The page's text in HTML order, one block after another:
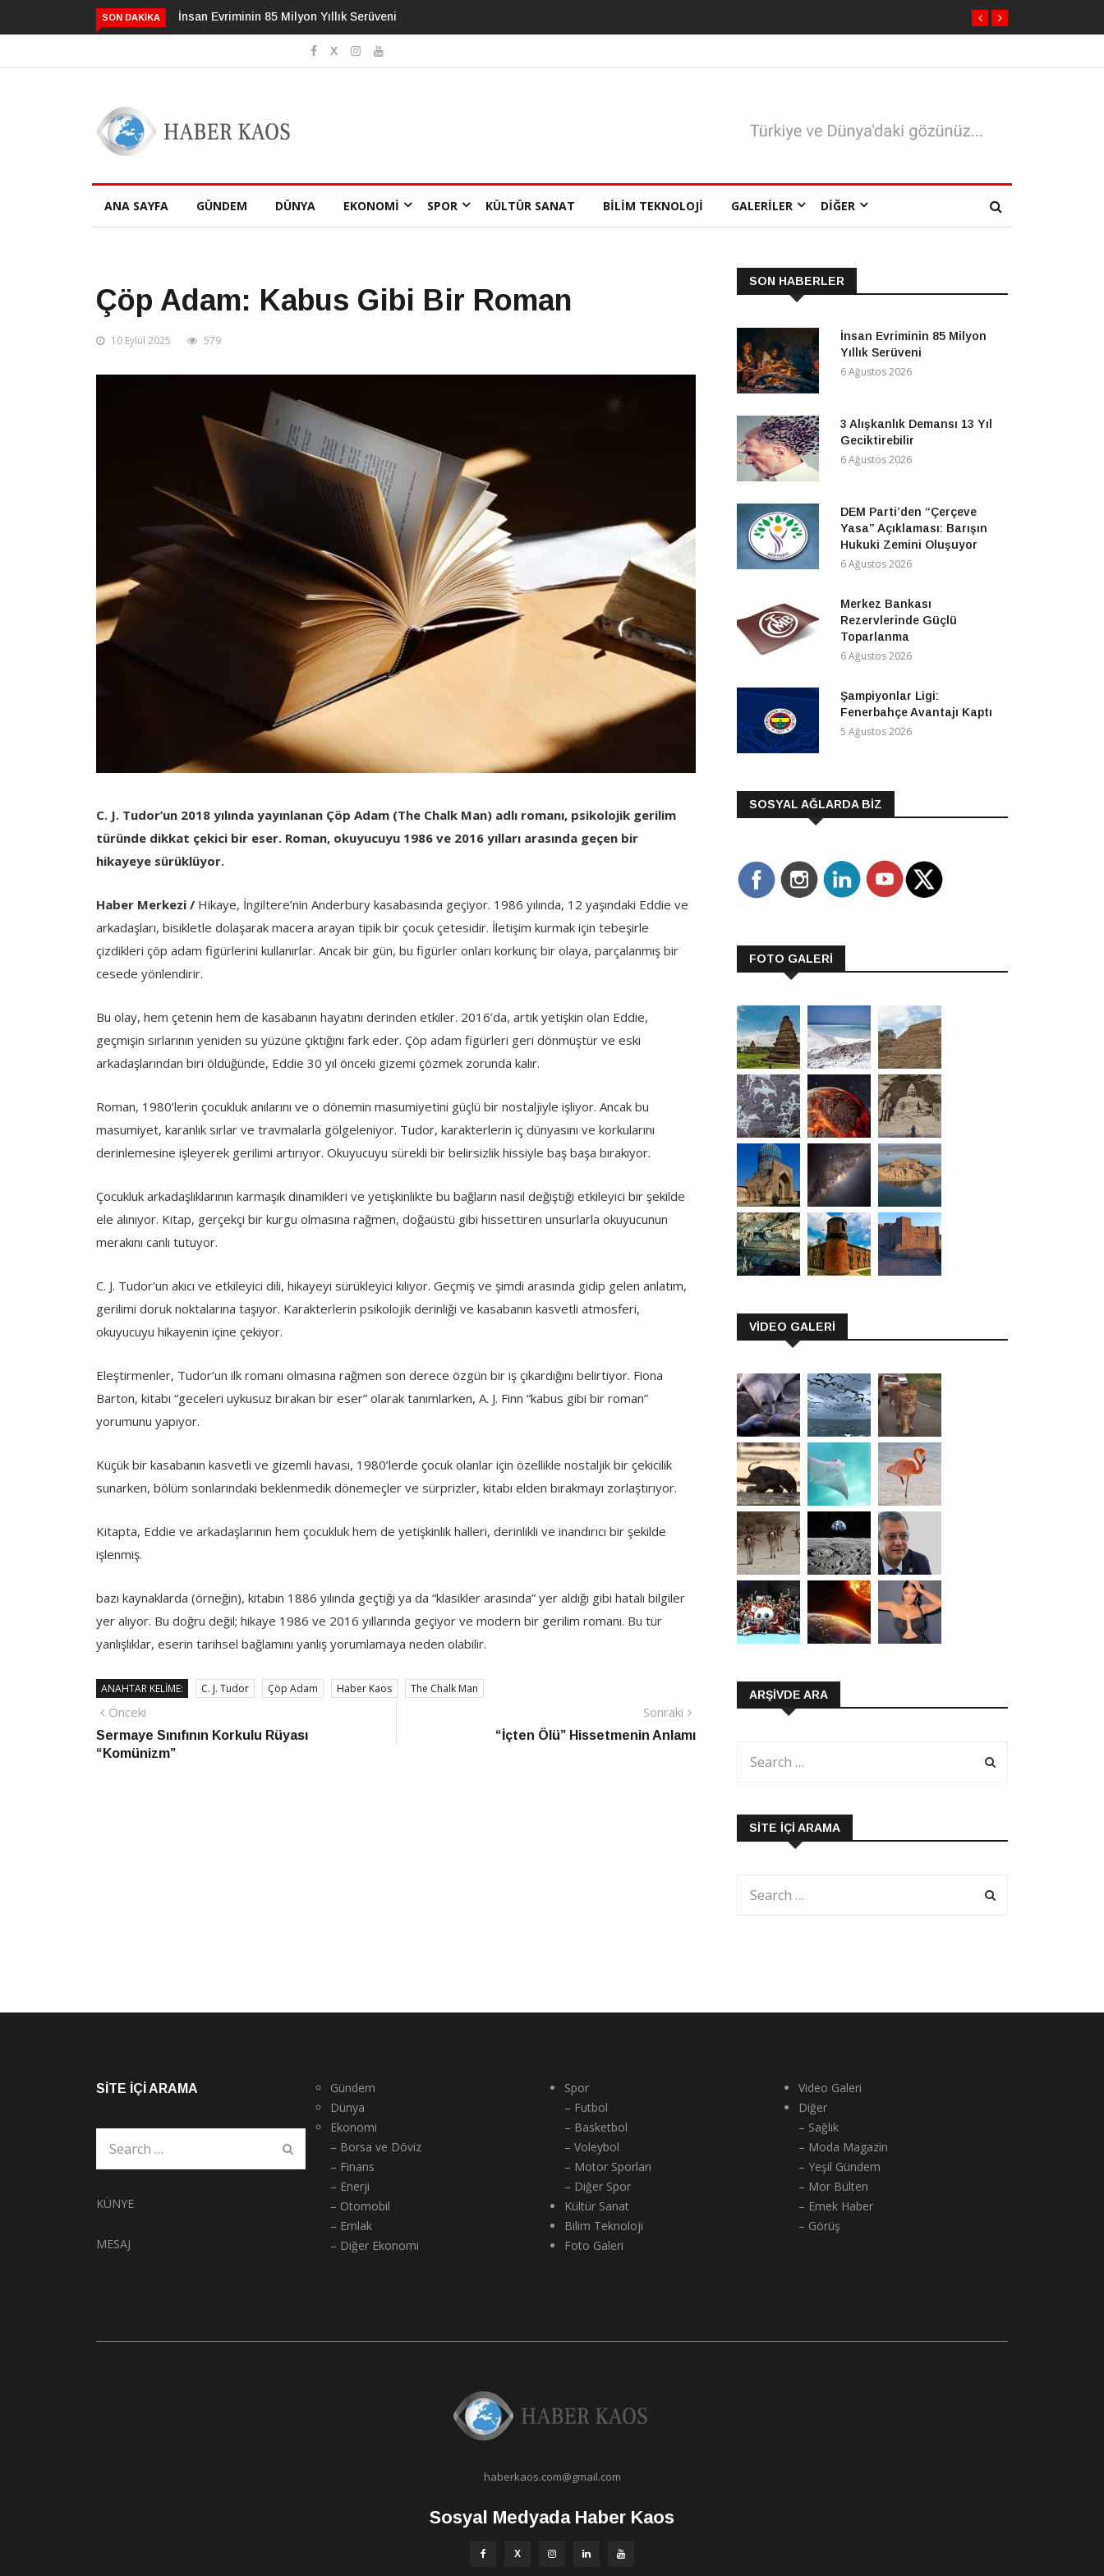
SON DAKIKA
Evriminin 85 Milyon Yıllık Serüveni3 Alışkanlık Demansı 13 Yıl
Geciktirebilir
ANA SAYFA GÜNDEM DÜNYA EKONOMI SPOR KÜLTÜR SANAT BILIM TEKNOLOJI GALERILER DIĞER
Çöp Adam: Kabus Gibi Bir Roman
10 Eylül 2025 579
C. J. Tudor’un 2018 yılında yayınlanan Çöp Adam (The Chalk Man) adlı romanı, psikolojik gerilim
türünde dikkat çekici bir eser. Roman, okuyucuyu 1986 ve 2016 yılları arasında geçen bir
hikayeye sürüklüyor.
Haber Merkezi / Hikaye, İngiltere’nin Anderbury kasabasında geçiyor. 1986 yılında, 12 yaşındaki Eddie ve
arkadaşları, bisikletle dolaşarak macera arayan tipik bir çocuk çetesidir. İletişim kurmak için tebeşirle
çizdikleri çöp adam figürlerini kullanırlar. Ancak bir gün, bu figürler onları korkunç bir olaya, parçalanmış bir
cesede yönlendirir.
Bu olay, hem çetenin hem de kasabanın hayatını derinden etkiler. 2016’da, artık yetişkin olan Eddie,
geçmişin sırlarının yeniden su yüzüne çıktığını fark eder. Çöp adam figürleri geri dönmüştür ve eski
arkadaşlarından biri öldüğünde, Eddie 30 yıl önceki gizemi çözmek zorunda kalır.
Roman, 1980’lerin çocukluk anılarını ve o dönemin masumiyetini güçlü bir nostaljiyle işliyor. Ancak bu
masumiyet, karanlık sırlar ve travmalarla gölgeleniyor. Tudor, karakterlerin iç dünyasını ve korkularını
derinlemesine işleyerek gerilimi artırıyor. Okuyucuyu sürekli bir belirsizlik hissiyle baş başa bırakıyor.
Çocukluk arkadaşlıklarının karmaşık dinamikleri ve yetişkinlikte bu bağların nasıl değiştiği etkileyici bir şekilde
ele alınıyor. Kitap, gerçekçi bir kurgu olmasına rağmen, doğaüstü gibi hissettiren unsurlarla okuyucunun
merakını canlı tutuyor.
C. J. Tudor’un akıcı ve etkileyici dili, hikayeyi sürükleyici kılıyor. Geçmiş ve şimdi arasında gidip gelen anlatım,
gerilimi doruk noktalarına taşıyor. Karakterlerin psikolojik derinliği ve kasabanın kasvetli atmosferi,
okuyucuyu hikayenin içine çekiyor.
Eleştirmenler, Tudor’un ilk romanı olmasına rağmen son derece özgün bir iş çıkardığını belirtiyor. Fiona
Barton, kitabı “geceleri uykusuz bırakan bir eser” olarak tanımlarken, A. J. Finn “kabus gibi bir roman”
yorumunu yapıyor.
Küçük bir kasabanın kasvetli ve gizemli havası, 1980’lerde çocuk olanlar için özellikle nostaljik bir çekicilik
sunarken, bölüm sonlarındaki beklenmedik dönemeçler ve sürprizler, kitabı elden bırakmayı zorlaştırıyor.
Kitapta, Eddie ve arkadaşlarının hem çocukluk hem de yetişkinlik halleri, derinlikli ve inandırıcı bir şekilde
işlenmiş.
bazı kaynaklarda (örneğin), kitabın 1886 yılında geçtiği ya da “klasikler arasında” yer aldığı gibi hatalı bilgiler
yer alıyor. Bu doğru değil; hikaye 1986 ve 2016 yıllarında geçiyor ve modern bir gerilim romanı. Bu tür
yanlışlıklar, eserin tarihsel bağlamını yanlış yorumlamaya neden olabilir.
ANAHTAR KELIME: C. J. Tudor Çöp Adam Haber Kaos The Chalk Man
Yazı
gezinmesi
Önceki
haber
Sermaye Sınıfının Korkulu Rüyası
“Komünizm”
Sonraki
Haber
“İçten Ölü” Hissetmenin Anlamı
SON HABERLER
İnsan Evriminin 85 Milyon
Yıllık Serüveni
6 Ağustos 2026
3 Alışkanlık Demansı 13 Yıl
Geciktirebilir
6 Ağustos 2026
DEM Parti’den “Çerçeve
Yasa” Açıklaması: Barışın
Hukuki Zemini Oluşuyor
6 Ağustos 2026
Merkez Bankası
Rezervlerinde Güçlü
Toparlanma
6 Ağustos 2026
Şampiyonlar Ligi:
Fenerbahçe Avantajı Kaptı
5 Ağustos 2026
SOSYAL AĞLARDA BİZ
FOTO GALERİ
VİDEO GALERİ
ARŞIVDE ARA
SITE İÇI ARAMA
SITE İÇI ARAMA
KÜNYE
MESAJ
Gündem
Dünya
Ekonomi
– Borsa ve Döviz
– Finans
– Enerji
– Otomobil
– Emlak
– Diğer Ekonomi
Spor
– Futbol
– Basketbol
– Voleybol
– Motor Sporları
– Diğer Spor
Kültür Sanat
Bilim Teknoloji
Foto Galeri
Video Galeri
Diğer
– Sağlık
– Moda Magazin
– Yeşil Gündem
– Mor Bülten
– Emek Haber
– Görüş
haberkaos.com@gmail.com
Sosyal Medyada Haber Kaos